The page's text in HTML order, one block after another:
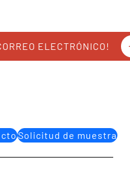
ELECTRÓNICO!
Solicitud de muestra